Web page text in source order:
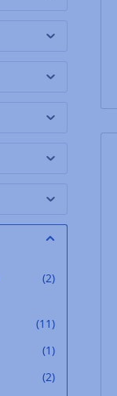
(2)
(11)
(1)
(2)